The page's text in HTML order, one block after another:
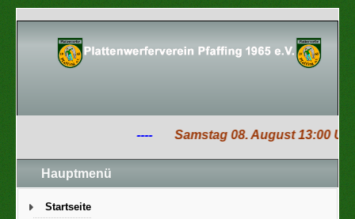
---- Samstag 08. August 13:00 Uhr
Hauptmenü
Startseite